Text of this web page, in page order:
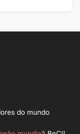
do mundo